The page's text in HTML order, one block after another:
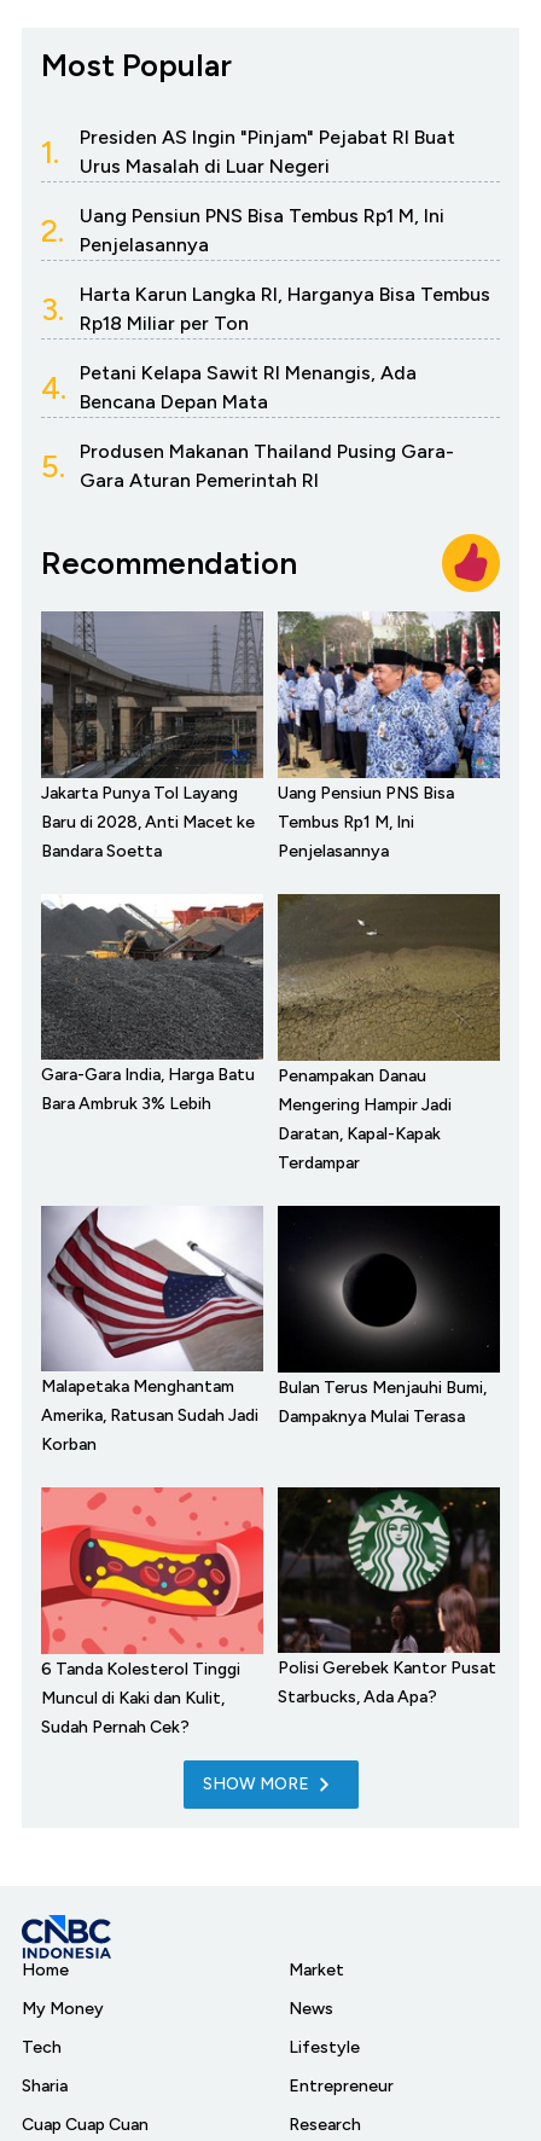
Most Popular
1.
Presiden AS Ingin "Pinjam" Pejabat RI Buat
Urus Masalah di Luar Negeri
2.
Uang Pensiun PNS Bisa Tembus Rp1 M, Ini
Penjelasannya
3.
Harta Karun Langka RI, Harganya Bisa Tembus
Rp18 Miliar per Ton
4.
Petani Kelapa Sawit RI Menangis, Ada
Bencana Depan Mata
5.
Produsen Makanan Thailand Pusing Gara-
Gara Aturan Pemerintah RI
Recommendation
Jakarta Punya Tol Layang
Baru di 2028, Anti Macet ke
Bandara Soetta
Uang Pensiun PNS Bisa
Tembus Rp1 M, Ini
Penjelasannya
Gara-Gara India, Harga Batu
Bara Ambruk 3% Lebih
Penampakan Danau
Mengering Hampir Jadi
Daratan, Kapal-Kapak
Terdampar
Malapetaka Menghantam
Amerika, Ratusan Sudah Jadi
Korban
Bulan Terus Menjauhi Bumi,
Dampaknya Mulai Terasa
6 Tanda Kolesterol Tinggi
Muncul di Kaki dan Kulit,
Sudah Pernah Cek?
Polisi Gerebek Kantor Pusat
Starbucks, Ada Apa?
SHOW MORE
Home
My Money
Tech
Sharia
Cuap Cuap Cuan
Market
News
Lifestyle
Entrepreneur
Research